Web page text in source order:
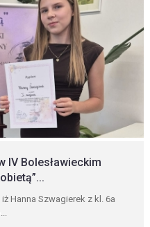
IV Bolesławieckim
Hanna Szwagierek z kl. 6a